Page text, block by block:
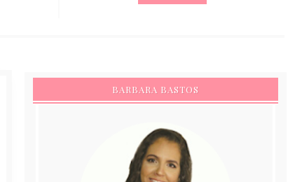
BARBARA BASTOS